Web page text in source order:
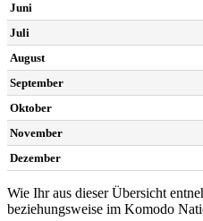
Juni
Juli
August
September
Oktober
November
Dezember
Wie Ihr aus dieser Übersicht
beziehungsweise im Komodo